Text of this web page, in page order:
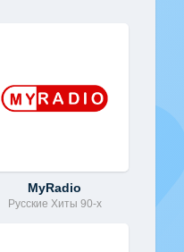
MyRadio
Русские Хиты 90-х